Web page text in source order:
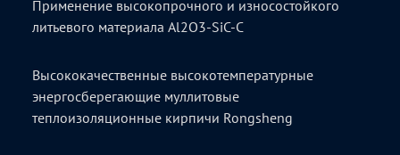
Применение высокопрочного и износостойкого
литьевого материала Al2O3-SiC-C
Высококачественные высокотемпературные
энергосберегающие муллитовые
теплоизоляционные кирпичи Rongsheng